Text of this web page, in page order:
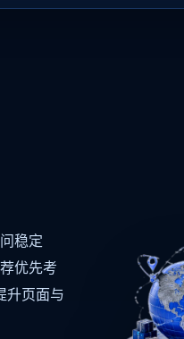
稳定
优先考
升页面与